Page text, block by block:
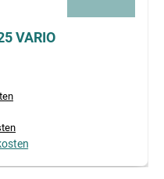
VARIO